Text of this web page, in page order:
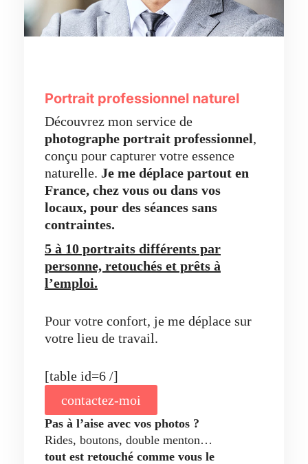
Portrait professionnel naturel
Découvrez mon service de
photographe portrait professionnel,
conçu pour capturer votre essence
naturelle. Je me déplace partout en
France, chez vous ou dans vos
locaux, pour des séances sans
contraintes.
5 à 10 portraits différents par
personne, retouchés et prêts à
l’emploi.
Pour votre confort, je me déplace sur
votre lieu de travail.
[table id=6 /]
contactez-moi
Pas à l’aise avec vos photos ?
Rides, boutons, double menton…
tout est retouché comme vous le